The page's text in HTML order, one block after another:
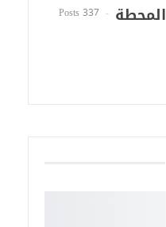
337 Posts